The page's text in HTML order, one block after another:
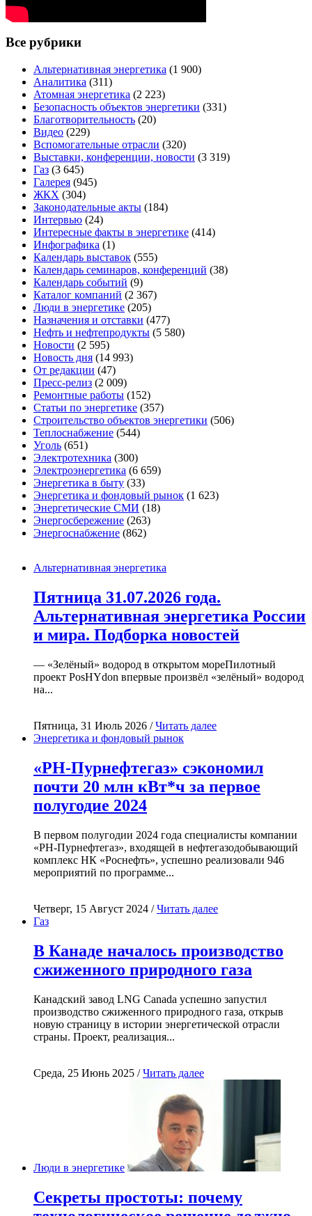
Все рубрики
Альтернативная энергетика (1 900)
Аналитика (311)
Атомная энергетика (2 223)
Безопасность объектов энергетики (331)
Благотворительность (20)
Видео (229)
Вспомогательные отрасли (320)
Выставки, конференции, новости (3 319)
Газ (3 645)
Галерея (945)
ЖКХ (304)
Законодательные акты (184)
Интервью (24)
Интересные факты в энергетике (414)
Инфографика (1)
Календарь выставок (555)
Календарь семинаров, конференций (38)
Календарь событий (9)
Каталог компаний (2 367)
Люди в энергетике (205)
Назначения и отставки (477)
Нефть и нефтепродукты (5 580)
Новости (2 595)
Новость дня (14 993)
От редакции (47)
Пресс-релиз (2 009)
Ремонтные работы (152)
Статьи по энергетике (357)
Строительство объектов энергетики (506)
Теплоснабжение (544)
Уголь (651)
Электротехника (300)
Электроэнергетика (6 659)
Энергетика в быту (33)
Энергетика и фондовый рынок (1 623)
Энергетические СМИ (18)
Энергосбережение (263)
Энергоснабжение (862)
Альтернативная энергетика
Пятница 31.07.2026 года.
Альтернативная энергетика России
и мира. Подборка новостей
— «Зелёный» водород в открытом мореПилотный
проект PosHYdon впервые произвёл «зелёный» водород
на...
Пятница, 31 Июль 2026 /Читать далее
Энергетика и фондовый рынок
«РН-Пурнефтегаз» сэкономил
почти 20 млн кВт*ч за первое
полугодие 2024
В первом полугодии 2024 года специалисты компании
«РН-Пурнефтегаз», входящей в нефтегазодобывающий
комплекс НК «Роснефть», успешно реализовали 946
мероприятий по программе...
Четверг, 15 Август 2024 /Читать далее
Газ
В Канаде началось производство
сжиженного природного газа
Канадский завод LNG Canada успешно запустил
производство сжиженного природного газа, открыв
новую страницу в истории энергетической отрасли
страны. Проект, реализация...
Среда, 25 Июнь 2025 /Читать далее
Люди в энергетике
Секреты простоты: почему